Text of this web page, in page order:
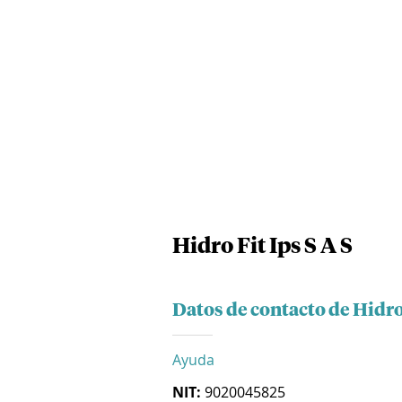
Hidro Fit Ips S A S
Datos de contacto de Hidro
Ayuda
NIT: 9020045825